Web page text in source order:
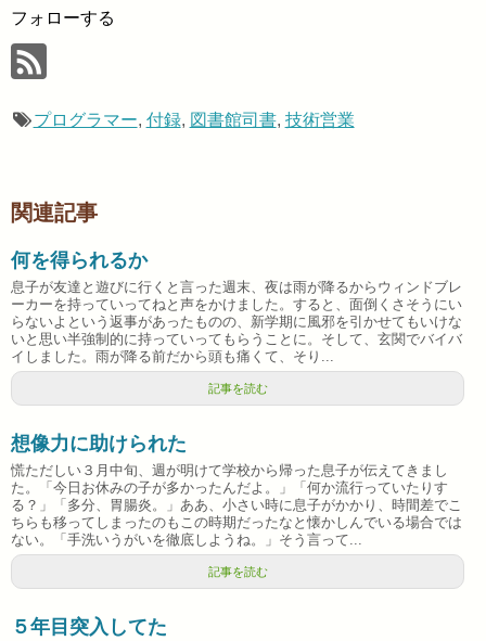
フォローする
プログラマー, 付録, 図書館司書, 技術営業
関連記事
何を得られるか
息子が友達と遊びに行くと言った週末、夜は雨が降るからウィンドブレ
ーカーを持っていってねと声をかけました。すると、面倒くさそうにい
らないよという返事があったものの、新学期に風邪を引かせてもいけな
いと思い半強制的に持っていってもらうことに。そして、玄関でバイバ
イしました。雨が降る前だから頭も痛くて、そり...
記事を読む
想像力に助けられた
慌ただしい３月中旬、週が明けて学校から帰った息子が伝えてきまし
た。「今日お休みの子が多かったんだよ。」「何か流行っていたりす
る？」「多分、胃腸炎。」ああ、小さい時に息子がかかり、時間差でこ
ちらも移ってしまったのもこの時期だったなと懐かしんでいる場合では
ない。「手洗いうがいを徹底しようね。」そう言って...
記事を読む
５年目突入してた